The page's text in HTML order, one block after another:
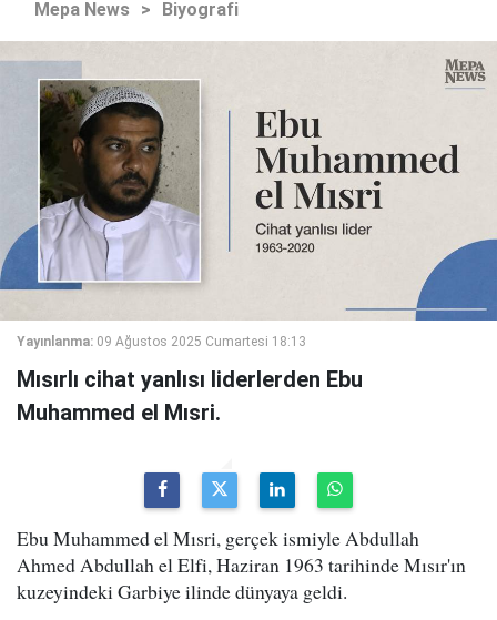
Mepa News > Biyografi
Yayınlanma: 09 Ağustos 2025 Cumartesi 18:13
Mısırlı cihat yanlısı liderlerden Ebu
Muhammed el Mısri.
Ebu Muhammed el Mısri, gerçek ismiyle Abdullah
Ahmed Abdullah el Elfi, Haziran 1963 tarihinde Mısır'ın
kuzeyindeki Garbiye ilinde dünyaya geldi.